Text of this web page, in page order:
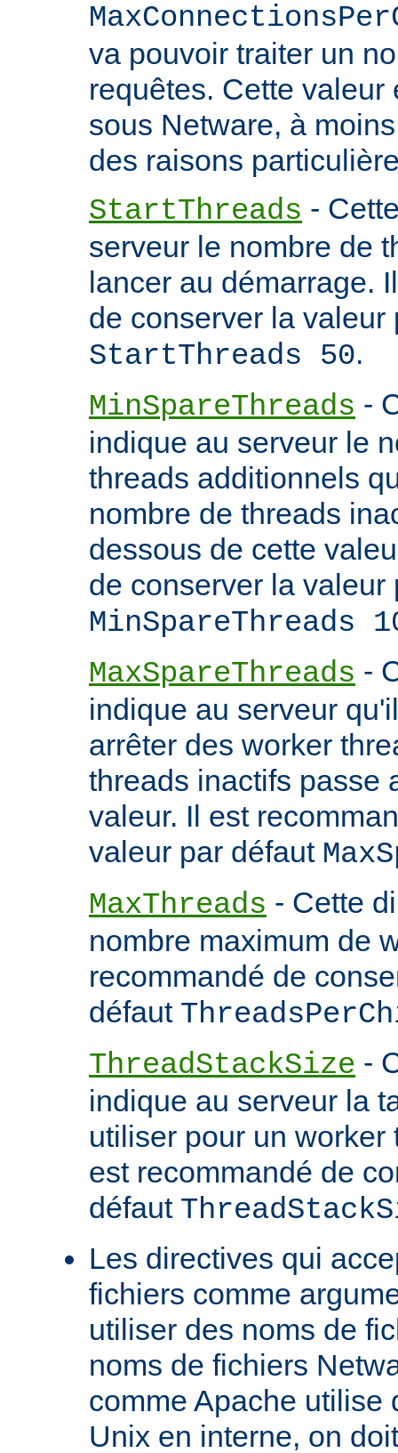
va pouvoir traiter un
requêtes. Cette valeur
sous Netware, à
des raisons
StartThreads -
serveur le nombre de
lancer au démarrage.
de conserver la valeur
StartThreads 50.
MinSpareThreads -
indique au serveur le
threads additionnels
nombre de threads
dessous de cette
de conserver la valeur
MinSpareThreads
MaxSpareThreads -
indique au serveur
arrêter des worker
threads inactifs passe
valeur. Il est
valeur par défaut
MaxThreads - Cette
nombre maximum de
recommandé de
défaut
ThreadStackSize -
indique au serveur la
utiliser pour un
est recommandé de
défaut
Les directives qui
fichiers comme
utiliser des noms de
noms de fichiers
comme Apache utilise
Unix en interne, on